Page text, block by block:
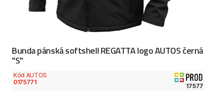
Bunda pánská softshell REGATTA logo AUTOS černá
"S"
Kód AUTOS
0175771
17577